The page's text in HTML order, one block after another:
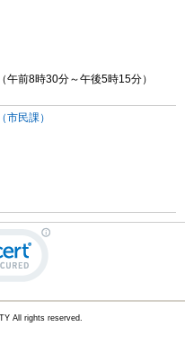
前8時30分～午後5時15分）
民課）
All rights reserved.